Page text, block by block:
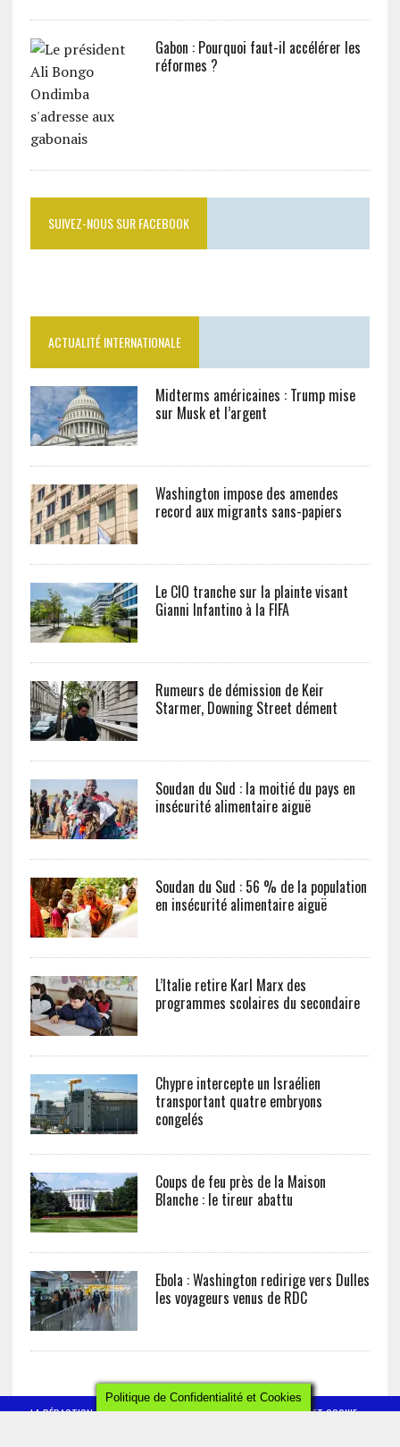
Gabon : Pourquoi faut-il accélérer les
réformes ?
SUIVEZ-NOUS SUR FACEBOOK
ACTUALITÉ INTERNATIONALE
Midterms américaines : Trump mise
sur Musk et l’argent
Washington impose des amendes
record aux migrants sans-papiers
Le CIO tranche sur la plainte visant
Gianni Infantino à la FIFA
Rumeurs de démission de Keir
Starmer, Downing Street dément
Soudan du Sud : la moitié du pays en
insécurité alimentaire aiguë
Soudan du Sud : 56 % de la population
en insécurité alimentaire aiguë
L’Italie retire Karl Marx des
programmes scolaires du secondaire
Chypre intercepte un Israélien
transportant quatre embryons
congelés
Coups de feu près de la Maison
Blanche : le tireur abattu
Ebola : Washington redirige vers Dulles
les voyageurs venus de RDC
LA RÉDACTION CONTACT
POLITIQUE DE CONFIDENTIALITÉ ET COOKIE
Politique de Confidentialité et Cookies